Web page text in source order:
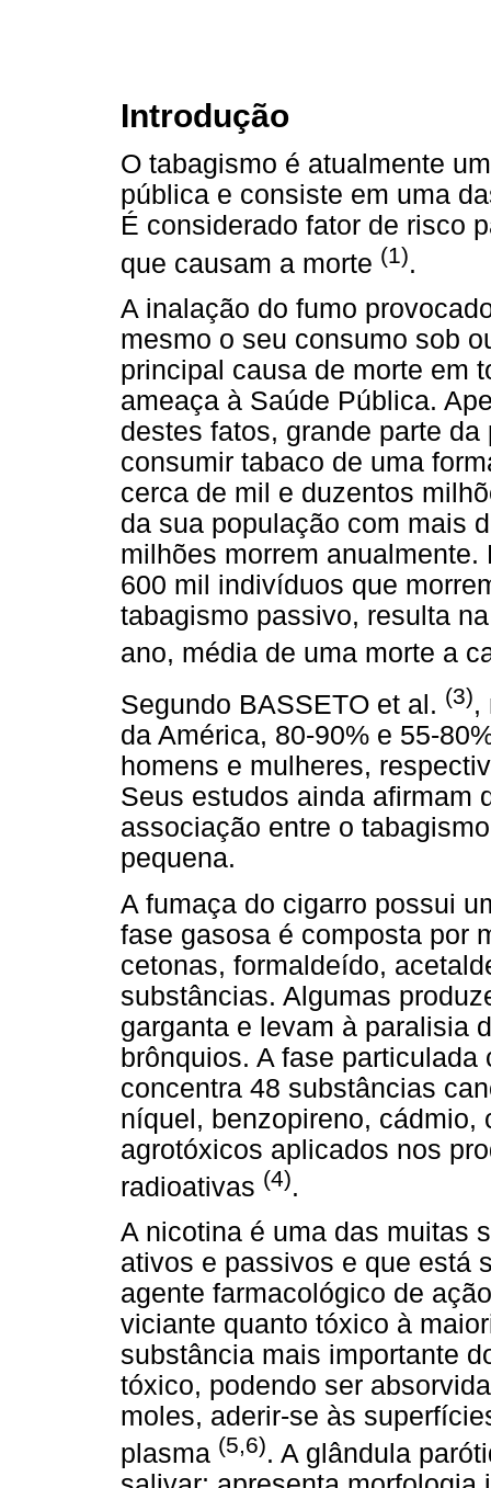
Introdução
O tabagismo é atualmente
pública e consiste em uma
É considerado fator de risco
que causam a morte (1).
A inalação do fumo
mesmo o seu consumo sob
principal causa de morte em
ameaça à Saúde Pública.
destes fatos, grande parte
consumir tabaco de uma
cerca de mil e duzentos
da sua população com mais
milhões morrem
600 mil indivíduos que
tabagismo passivo, resulta
ano, média de uma morte a
Segundo BASSETO et al. (3),
da América, 80-90% e 55-
homens e mulheres,
Seus estudos ainda afirmam
associação entre o
pequena.
A fumaça do cigarro possui
fase gasosa é composta por
cetonas, formaldeído,
substâncias. Algumas
garganta e levam à paralisia
brônquios. A fase
concentra 48 substâncias
níquel, benzopireno, cádmio,
agrotóxicos aplicados nos
radioativas (4).
A nicotina é uma das muitas
ativos e passivos e que está
agente farmacológico de
viciante quanto tóxico à
substância mais importante
tóxico, podendo ser
moles, aderir-se às
plasma (5,6). A glândula